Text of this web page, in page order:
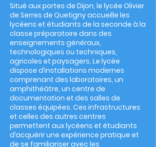
Situé aux portes de Dijon, le lycée Olivier
de Serres de Quetigny accueille les
lycéens et étudiants de la seconde à la
classe préparatoire dans des
enseignements généraux,
technologiques ou techniques,
agricoles et paysagers. Le lycée
dispose d’installations modernes
comprenant des laboratoires, un
amphithéâtre, un centre de
documentation et des salles de
classes équipées. Ces infrastructures
et celles des autres centres
permettent aux lycéens et étudiants
d’acquérir une expérience pratique et
de se familiariser avec les